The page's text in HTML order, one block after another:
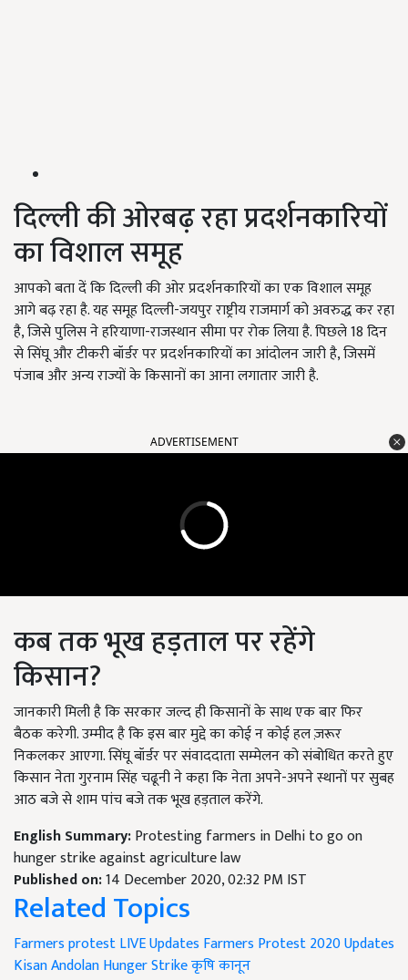
दिल्ली की ओरबढ़ रहा प्रदर्शनकारियों
का विशाल समूह
आपको बता दें कि दिल्ली की ओर प्रदर्शनकारियों का एक विशाल समूह
आगे बढ़ रहा है. यह समूह दिल्ली-जयपुर राष्ट्रीय राजमार्ग को अवरुद्ध कर रहा
है, जिसे पुलिस ने हरियाणा-राजस्थान सीमा पर रोक लिया है. पिछले 18 दिन
से सिंघू और टीकरी बॉर्डर पर प्रदर्शनकारियों का आंदोलन जारी है, जिसमें
पंजाब और अन्य राज्यों के किसानों का आना लगातार जारी है.
ADVERTISEMENT
कब तक भूख हड़ताल पर रहेंगे
किसान?
जानकारी मिली है कि सरकार जल्द ही किसानों के साथ एक बार फिर
बैठक करेगी. उम्मीद है कि इस बार मुद्दे का कोई न कोई हल ज़रूर
निकलकर आएगा. सिंघू बॉर्डर पर संवाददाता सम्मेलन को संबोधित करते हुए
किसान नेता गुरनाम सिंह चढूनी ने कहा कि नेता अपने-अपने स्थानों पर सुबह
आठ बजे से शाम पांच बजे तक भूख हड़ताल करेंगे.
English Summary:Protesting farmers in Delhi to go on
hunger strike against agriculture law
Published on:14 December 2020, 02:32 PM IST
Related Topics
Farmers protest LIVE Updates Farmers Protest 2020 Updates
Kisan AndolanHunger Strikeकृषि कानून